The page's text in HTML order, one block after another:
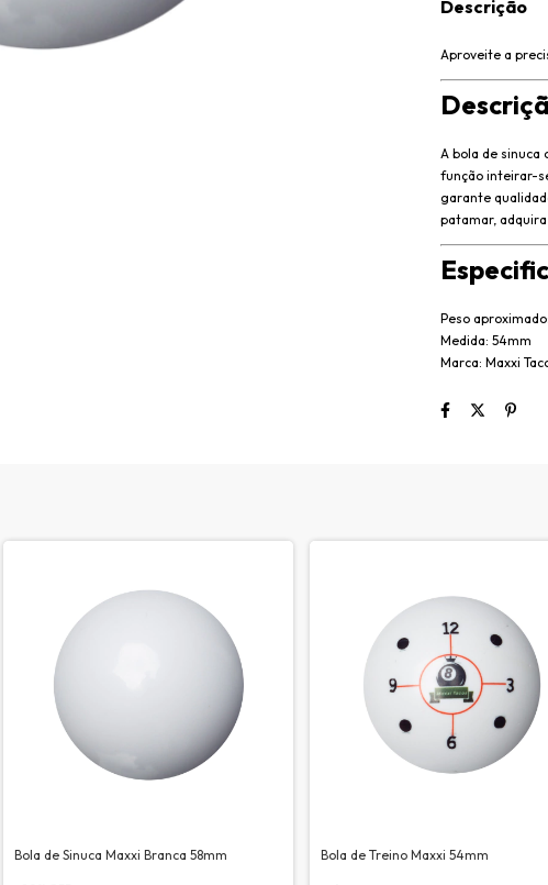
Descrição
Aproveite a
A bola de sinuca
função inteirar-
garante
patamar,
Peso
Medida: 54mm
Marca: Maxxi
Bola de Sinuca Maxxi Branca 58mm Bola de Treino Maxxi 54mm